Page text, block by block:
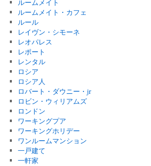
ルームメイト
ルームメイト・カフェ
ルール
レイヴン・シモーネ
レオパレス
レポート
レンタル
ロシア
ロシア人
ロバート・ダウニー・jr
ロビン・ウィリアムズ
ロンドン
ワーキングプア
ワーキングホリデー
ワンルームマンション
一戸建て
一軒家